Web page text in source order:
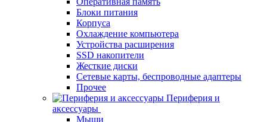
Блоки питания
Корпуса
Охлаждение компьютера
Устройства расширения
SSD накопители
Жесткие диски
Сетевые карты, беспроводные адаптеры
Прочее
Периферия и
аксессуары
Мыши